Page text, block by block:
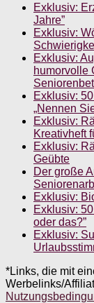
Exklusiv:
Jahre”
Exklusiv:
Exklusiv:
humorvolle
Exklusiv:
„Nennen
Exklusiv:
Kreativheft
Exklusiv:
Geübte
Der große
Exklusiv:
Exklusiv:
oder das?”
Exklusiv:
*Links, die mit
Werbelinks/